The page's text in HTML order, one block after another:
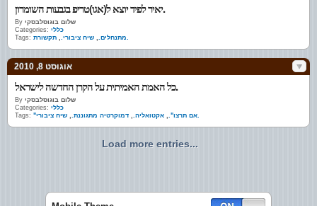
יאיר לפיד יוצא ל(אגו)טריפ בגבעות השומרון.
By שלום בוגוסלבסקי
Categories: כללי
Tags:
מתנחלים., שיח ציבורי., תקשורת.
אוגוסט 8, 2010
כל האמת האמיתית על הקרן החדשה לישראל.
By שלום בוגוסלבסקי
Categories: כללי
Tags:
"אם תרצו"., אקטואליה., דמוקרטיה מתגוננת., שיח ציבורי.
Load more entries...